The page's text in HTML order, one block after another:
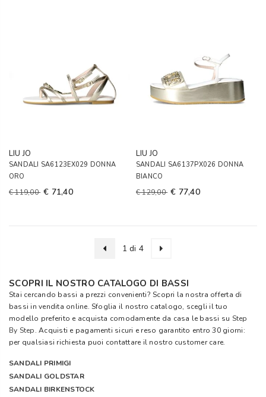
LIU JO
SANDALI SA6123EX029 DONNA
ORO
€ 119,00 € 71,40
LIU JO
SANDALI SA6137PX026 DONNA
BIANCO
€ 129,00 € 77,40
1 di 4
SCOPRI IL NOSTRO CATALOGO DI BASSI
Stai cercando bassi a prezzi convenienti? Scopri la nostra offerta di
bassi in vendita online. Sfoglia il nostro catalogo, scegli il tuo
modello preferito e acquista comodamente da casa le bassi su Step
By Step. Acquisti e pagamenti sicuri e reso garantito entro 30 giorni:
per qualsiasi richiesta puoi contattare il nostro customer care.
SANDALI PRIMIGI
SANDALI GOLDSTAR
SANDALI BIRKENSTOCK